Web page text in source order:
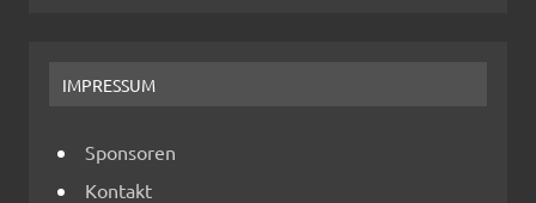
IMPRESSUM
Sponsoren
Kontakt